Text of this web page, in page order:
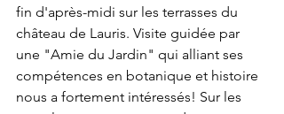
fin d'après-midi sur les terrasses du
château de Lauris. Visite guidée par
une "Amie du Jardin" qui alliant ses
compétences en botanique et histoire
nous a fortement intéressés! Sur les